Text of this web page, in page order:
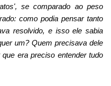
se comparado ao peso
como podia pensar tanto
resolvido, e isso ele sabia
um? Quem precisava dele
era preciso entender tudo